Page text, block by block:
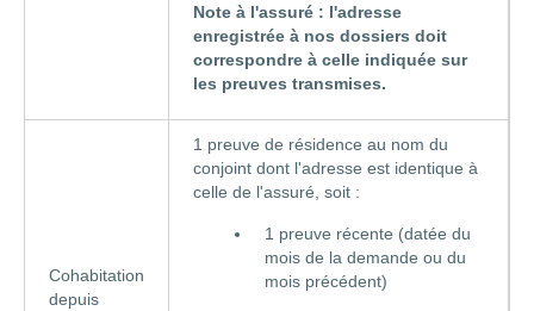
Note à l'assuré : l'adresse
enregistrée à nos dossiers doit
correspondre à celle indiquée sur
les preuves transmises.
Cohabitation
depuis
1 preuve de résidence au nom du
conjoint dont l'adresse est identique à
celle de l'assuré, soit :
1 preuve récente (datée du
mois de la demande ou du
mois précédent)